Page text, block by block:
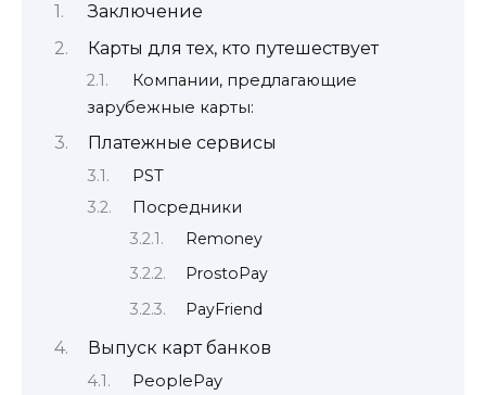
Заключение
Карты для тех, кто путешествует
Компании, предлагающие
зарубежные карты:
Платежные сервисы
PST
Посредники
Remoney
ProstoPay
PayFriend
Выпуск карт банков
PeoplePay